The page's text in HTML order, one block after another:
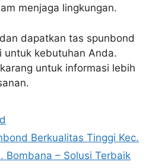
menjaga lingkungan.
dapatkan tas spunbond
untuk kebutuhan Anda.
untuk informasi lebih
Berkualitas Tinggi Kec.
Bombana – Solusi Terbaik